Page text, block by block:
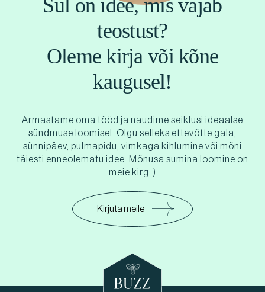
Sul on idee, mis vajab
teostust?
Oleme kirja või kõne
kaugusel!
Armastame oma tööd ja naudime seiklusi ideaalse
sündmuse loomisel. Olgu selleks ettevõtte gala,
sünnipäev, pulmapidu, vimkaga kihlumine või mõni
täiesti enneolematu idee. Mõnusa sumina loomine on
meie kirg :)
Kirjuta meile